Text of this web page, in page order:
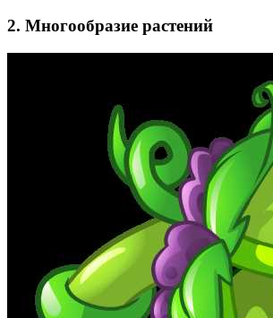
2. Многообразие растений